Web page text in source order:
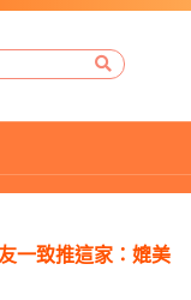
一致推這家：媲美